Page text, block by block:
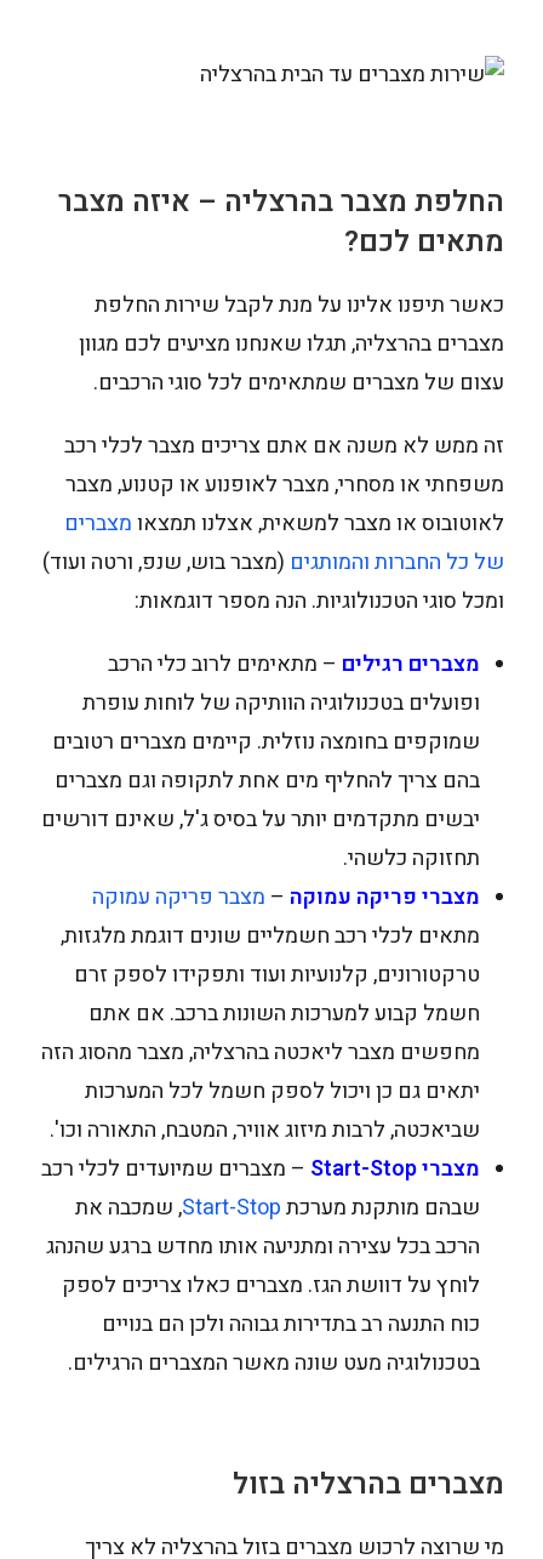
החלפת מצבר בהרצליה – איזה מצבר
מתאים לכם?
כאשר תיפנו אלינו על מנת לקבל שירות החלפת
מצברים בהרצליה, תגלו שאנחנו מציעים לכם מגוון
עצום של מצברים שמתאימים לכל סוגי הרכבים.
זה ממש לא משנה אם אתם צריכים מצבר לכלי רכב
משפחתי או מסחרי, מצבר לאופנוע או קטנוע, מצבר
לאוטובוס או מצבר למשאית, אצלנו תמצאומצברים
של כל החברות והמותגים (מצבר בוש, שנפ, ורטה ועוד)
ומכל סוגי הטכנולוגיות. הנה מספר דוגמאות:
מצברים רגילים – מתאימים לרוב כלי הרכב
ופועלים בטכנולוגיה הוותיקה של לוחות עופרת
שמוקפים בחומצה נוזלית. קיימים מצברים רטובים
בהם צריך להחליף מים אחת לתקופה וגם מצברים
יבשים מתקדמים יותר על בסיס ג'ל, שאינם דורשים
תחזוקה כלשהי.
מצברי פריקה עמוקה – מצבר פריקה עמוקה
מתאים לכלי רכב חשמליים שונים דוגמת מלגזות,
טרקטורונים, קלנועיות ועוד ותפקידו לספק זרם
חשמל קבוע למערכות השונות ברכב. אם אתם
מחפשים מצבר ליאכטה בהרצליה, מצבר מהסוג הזה
יתאים גם כן ויכול לספק חשמל לכל המערכות
שביאכטה, לרבות מיזוג אוויר, המטבח, התאורה וכו'.
מצבריStart-Stop – מצברים שמיועדים לכלי רכב
שבהם מותקנת מערכתStart-Stop, שמכבה את
הרכב בכל עצירה ומתניעה אותו מחדש ברגע שהנהג
לוחץ על דוושת הגז. מצברים כאלו צריכים לספק
כוח התנעה רב בתדירות גבוהה ולכן הם בנויים
בטכנולוגיה מעט שונה מאשר המצברים הרגילים.
מצברים בהרצליה בזול
מי שרוצה לרכוש מצברים בזול בהרצליה לא צריך